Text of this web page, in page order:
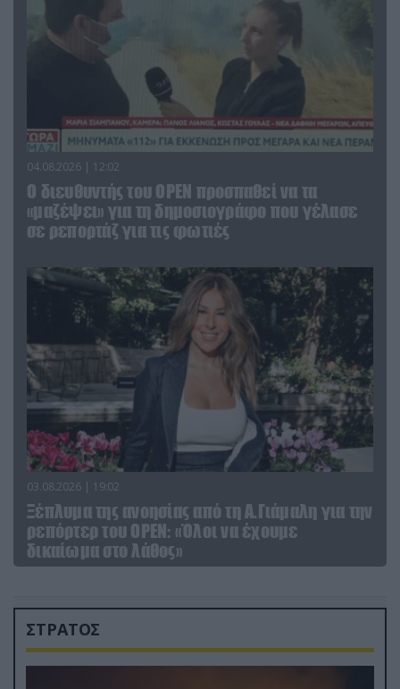
04.08.2026 | 12:02
O διευθυντής του OPEN προσπαθεί να τα
«μαζέψει» για τη δημοσιογράφο που γέλασε
σε ρεπορτάζ για τις φωτιές
03.08.2026 | 19:02
Ξέπλυμα της ανοησίας από τη Α.Γιάμαλη για την
ρεπόρτερ του ΟΡΕΝ: «Όλοι να έχουμε
δικαίωμα στο λάθος»
ΣΤΡΑΤΟΣ